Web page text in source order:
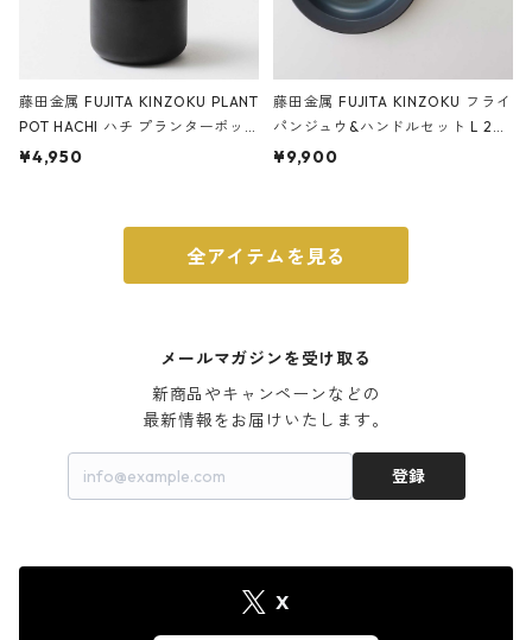
藤田金属 FUJITA KINZOKU PLANT
POT HACHI ハチ プランターポッ
ト 3号 ブラック
¥4,950
藤田金属 FUJITA KINZOKU フライ
パンジュウ&ハンドルセット L 24c
m ガス火・IH対応 鉄フライパン
¥9,900
全アイテムを見る
メールマガジンを受け取る
新商品やキャンペーンなどの
最新情報をお届けいたします。
登録
X